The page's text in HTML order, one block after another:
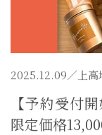
2025.12.09／ 上
【予約受付
限定価格